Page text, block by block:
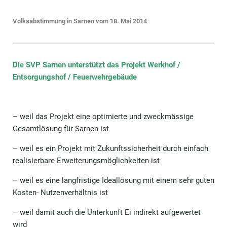
Volksabstimmung in Sarnen vom 18. Mai 2014
Die SVP Sarnen unterstützt das Projekt Werkhof /
Entsorgungshof / Feuerwehrgebäude
– weil das Projekt eine optimierte und zweckmässige
Gesamtlösung für Sarnen ist
– weil es ein Projekt mit Zukunftssicherheit durch einfach
realisierbare Erweiterungsmöglichkeiten ist
– weil es eine langfristige Ideallösung mit einem sehr guten
Kosten- Nutzenverhältnis ist
– weil damit auch die Unterkunft Ei indirekt aufgewertet
wird